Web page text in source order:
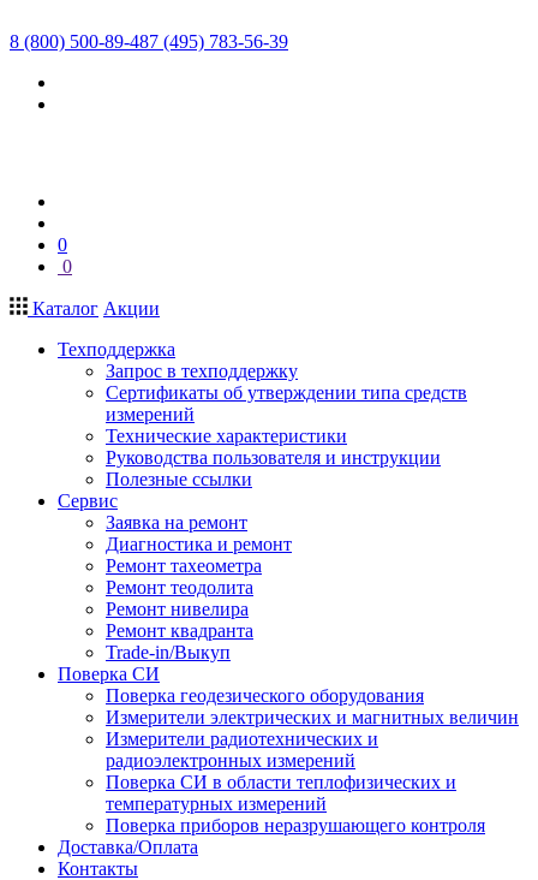
8 (800) 500-89-487 (495) 783-56-39
0
0
Каталог Акции
Техподдержка
Запрос в техподдержку
Сертификаты об утверждении типа средств
измерений
Технические характеристики
Руководства пользователя и инструкции
Полезные ссылки
Сервис
Заявка на ремонт
Диагностика и ремонт
Ремонт тахеометра
Ремонт теодолита
Ремонт нивелира
Ремонт квадранта
Trade-in/Выкуп
Поверка СИ
Поверка геодезического оборудования
Измерители электрических и магнитных величин
Измерители радиотехнических и
радиоэлектронных измерений
Поверка СИ в области теплофизических и
температурных измерений
Поверка приборов неразрушающего контроля
Доставка/Оплата
Контакты